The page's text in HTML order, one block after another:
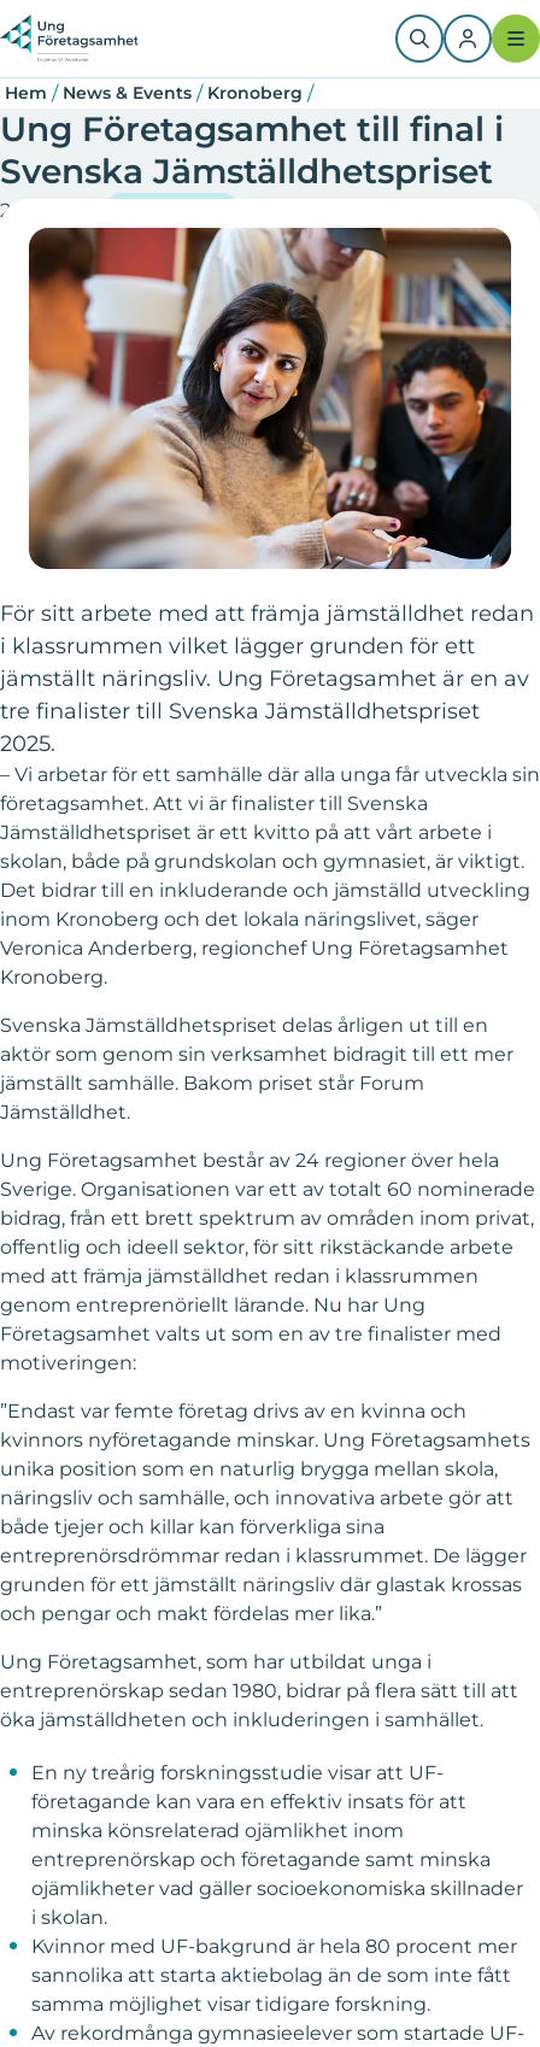
Hoppa
till
huvudinnehåll
Länkstig
Hem / News & Events / Kronoberg /
Ung Företagsamhet till final i
Svenska Jämställdhetspriset
2024-12-03
För sitt arbete med att främja jämställdhet redan
i klassrummen vilket lägger grunden för ett
jämställt näringsliv. Ung Företagsamhet är en av
tre finalister till Svenska Jämställdhetspriset
2025.
– Vi arbetar för ett samhälle där alla unga får utveckla sin
företagsamhet. Att vi är finalister till Svenska
Jämställdhetspriset är ett kvitto på att vårt arbete i
skolan, både på grundskolan och gymnasiet, är viktigt.
Det bidrar till en inkluderande och jämställd utveckling
inom Kronoberg och det lokala näringslivet, säger
Veronica Anderberg, regionchef Ung Företagsamhet
Kronoberg.
Svenska Jämställdhetspriset delas årligen ut till en
aktör som genom sin verksamhet bidragit till ett mer
jämställt samhälle. Bakom priset står Forum
Jämställdhet.
Ung Företagsamhet består av 24 regioner över hela
Sverige. Organisationen var ett av totalt 60 nominerade
bidrag, från ett brett spektrum av områden inom privat,
offentlig och ideell sektor, för sitt rikstäckande arbete
med att främja jämställdhet redan i klassrummen
genom entreprenöriellt lärande. Nu har Ung
Företagsamhet valts ut som en av tre finalister med
motiveringen:
”Endast var femte företag drivs av en kvinna och
kvinnors nyföretagande minskar. Ung Företagsamhets
unika position som en naturlig brygga mellan skola,
näringsliv och samhälle, och innovativa arbete gör att
både tjejer och killar kan förverkliga sina
entreprenörsdrömmar redan i klassrummet. De lägger
grunden för ett jämställt näringsliv där glastak krossas
och pengar och makt fördelas mer lika.”
Ung Företagsamhet, som har utbildat unga i
entreprenörskap sedan 1980, bidrar på flera sätt till att
öka jämställdheten och inkluderingen i samhället.
En ny treårig forskningsstudie visar att UF-
företagande kan vara en effektiv insats för att
minska könsrelaterad ojämlikhet inom
entreprenörskap och företagande samt minska
ojämlikheter vad gäller socioekonomiska skillnader
i skolan.
Kvinnor med UF-bakgrund är hela 80 procent mer
sannolika att starta aktiebolag än de som inte fått
samma möjlighet visar tidigare forskning.
Av rekordmånga gymnasieelever som startade UF-